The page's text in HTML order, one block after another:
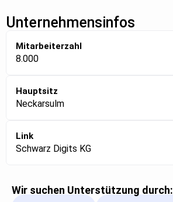
Unternehmensinfos
Mitarbeiterzahl
8.000
Hauptsitz
Neckarsulm
Link
Schwarz Digits KG
Wir suchen Unterstützung durch: